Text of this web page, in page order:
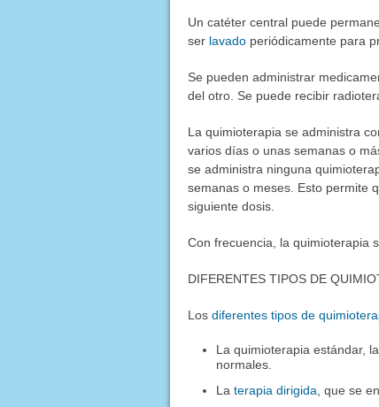
Un catéter central puede
ser lavadoperiódicamente para
Se pueden administrar
del otro. Se puede recibir
La quimioterapia se administra
varios días o unas semanas o
se administra ninguna
semanas o meses. Esto permite
siguiente dosis.
Con frecuencia, la quimioterapia
DIFERENTES TIPOS DE
Los diferentes tipos de
La quimioterapia estándar,
normales.
Laterapia dirigida , que se